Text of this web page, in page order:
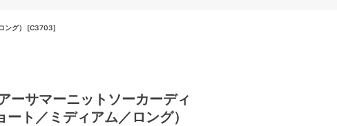
ング） [C3703]
ーサマーニットソーカーディ
ート／ミディアム／ロング）